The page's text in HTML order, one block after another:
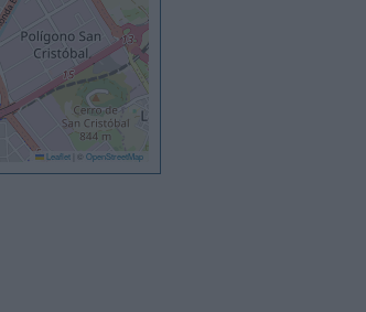
Leaflet © OpenStreetMap